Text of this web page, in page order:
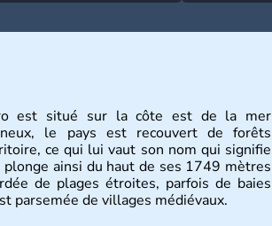
est situé sur la côte est de la mer
le pays est recouvert de forêts
ce qui lui vaut son nom qui signifie
ainsi du haut de ses 1749 mètres
de plages étroites, parfois de baies
parsemée de villages médiévaux.